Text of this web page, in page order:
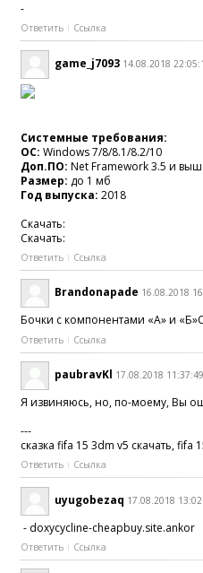
-
Ответить Ссылка
game_j7093 14.08.2018
Системные требования:
ОС: Windows 7/8/8.1/8.2/10
Доп.ПО: Net Framework 3.5 и
Размер: до 1 мб
Год выпуска: 2018
Скачать:
Скачать:
Ответить Ссылка
Brandonapade 16.08.2018
Бочки с компонентами «А» и
Ответить Ссылка
paubravKl 17.08.2018 11:37:49
Я извиняюсь, но, по-моему, Вы
---
сказка fifa 15 3dm v5 скачать, fifa
Ответить Ссылка
uyugobezaq 17.08.2018
- doxycycline-cheapbuy.site.ankor
Ответить Ссылка